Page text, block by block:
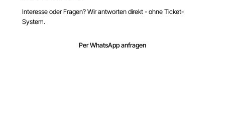
Interesse oder Fragen? Wir antworten direkt - ohne Ticket-
System.
Per WhatsApp anfragen